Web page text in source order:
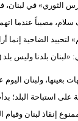
في لبنان،
مصيباً عندما
لتحييد الضاحية
بلدنا وليس
ولبنان اليوم
التجريبية» ومحادثات شاقة وطويلة، لتحقيق سلام
إنقاذ لبنان وقيام